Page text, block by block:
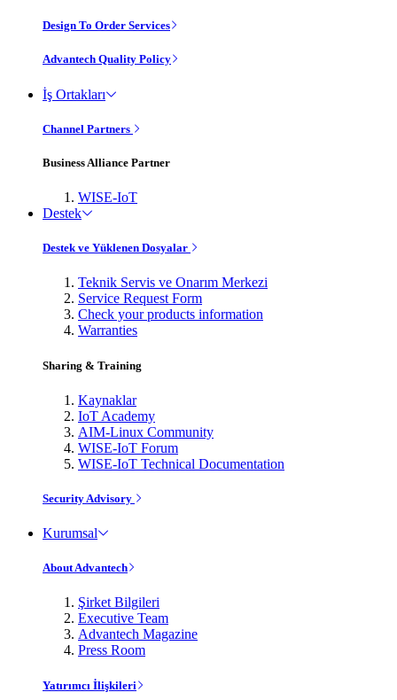
Design To Order Services
Advantech Quality Policy
İş Ortakları
Channel Partners
Business Alliance Partner
WISE-IoT
Destek
Destek ve Yüklenen Dosyalar
Teknik Servis ve Onarım Merkezi
Service Request Form
Check your products information
Warranties
Sharing & Training
Kaynaklar
IoT Academy
AIM-Linux Community
WISE-IoT Forum
WISE-IoT Technical Documentation
Security Advisory
Kurumsal
About Advantech
Şirket Bilgileri
Executive Team
Advantech Magazine
Press Room
Yatırımcı İlişkileri